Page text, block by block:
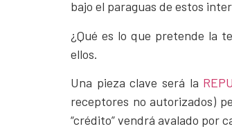
bajo el paraguas de estos
¿Qué es lo que pretende la
ellos.
Una pieza clave será la
receptores no autorizados)
“crédito” vendrá avalado por